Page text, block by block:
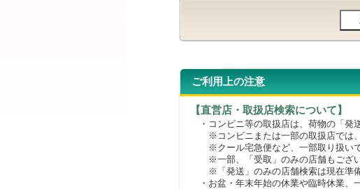
ご利用上の注意
【直営店・取扱店検索について】
・コンビニ等の取扱店は、荷物の「発
※コンビニまたは一部の取扱店では、
※クール宅急便など、一部取り扱いで
※一部、「受取」のみの店舗もござい
※「発送」のみの店舗検索は現在準備
・お盆・年末年始の休業や臨時休業、